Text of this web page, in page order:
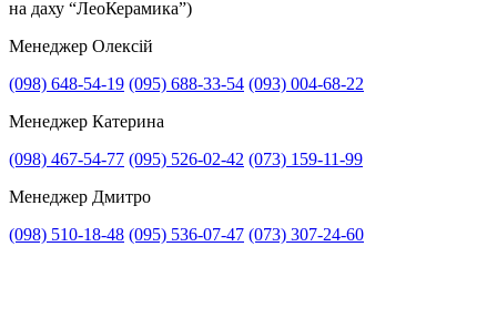
Прикріпити файл
Прикріпити фото
на даху “ЛеоКерамика”)
Менеджер Олексій
(098) 648-54-19 (095) 688-33-54 (093) 004-68-22
Менеджер Катерина
(098) 467-54-77 (095) 526-02-42 (073) 159-11-99
Менеджер Дмитро
(098) 510-18-48 (095) 536-07-47 (073) 307-24-60